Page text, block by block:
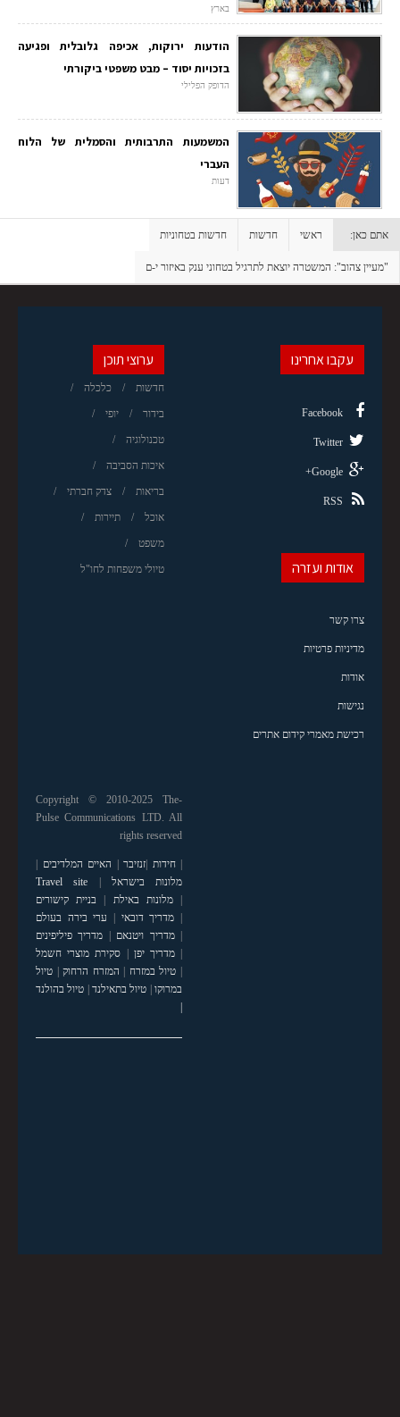
בארץ
הודעות ירוקות, אכיפה גלובלית ופגיעה
בזכויות יסוד – מבט משפטי ביקורתי
הדופק הפלילי
המשמעות התרבותית והסמלית של הלוח
העברי
דעות
אתם כאן: ראשי חדשות חדשות בטחוניות
"מעיין צהוב": המשטרה יוצאת לתרגיל בטחוני ענק באיזור י-ם
ערוצי תוכן
חדשות כלכלה
בידור יופי
טכנולוגיה
איכות הסביבה
בריאות צדק חברתי
אוכל תיירות
משפט
טיולי משפחות לחו"ל
עקבו אחרינו
Facebook
Twitter
Google+
RSS
אודות ועזרה
צרו קשר
מדיניות פרטיות
אודות
נגישות
רכישת מאמרי קידום אתרים
Copyright © 2010-2025 The-
Pulse Communications LTD. All
rights reserved
|חידות |זנזיבר | האיים המלדיבים |
מלונות בישראל |
Travel site
|מלונות באילת | בניית קישורים
| מדריך דובאי | ערי בירה בעולם
|מדריך ויטנאם | מדריך פיליפינים
|מדריך יפן | סקירת מוצרי חשמל
| טיול במזרח | המזרח הרחוק| טיול
במרוקו| טיול בתאילנד| טיול בהולנד
|